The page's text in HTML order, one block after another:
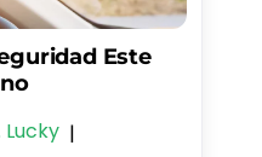
Este
Lucky |